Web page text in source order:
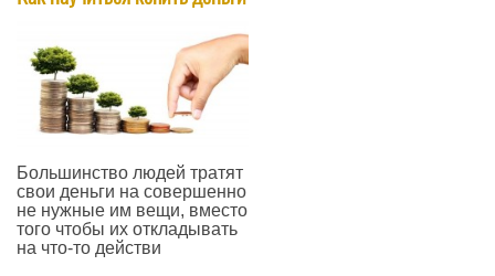
Большинство людей тратят
свои деньги на совершенно
не нужные им вещи, вместо
того чтобы их откладывать
на что-то действи